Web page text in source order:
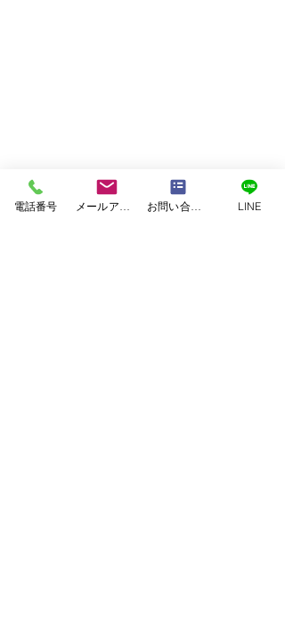
電話番号 お問い合わせフォーム LINE